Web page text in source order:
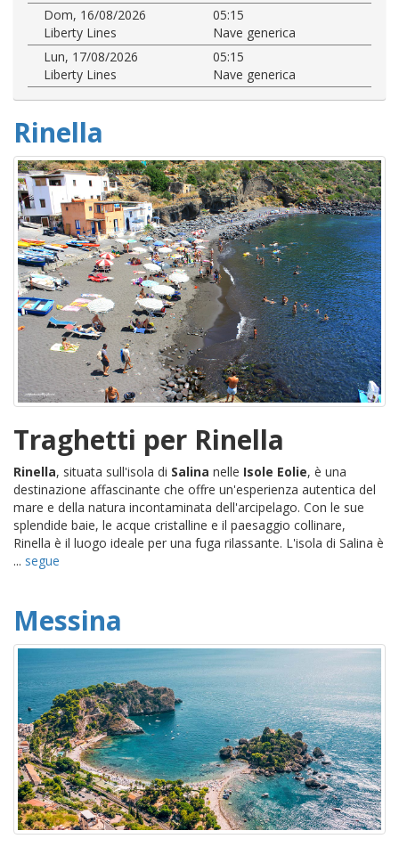
Dom, 16/08/2026
05:15
Liberty Lines
Nave generica
Lun, 17/08/2026
05:15
Liberty Lines
Nave generica
Rinella
Traghetti per Rinella
Rinella, situata sull'isola di Salina nelle Isole Eolie, è una
destinazione affascinante che offre un'esperienza autentica del
mare e della natura incontaminata dell'arcipelago. Con le sue
splendide baie, le acque cristalline e il paesaggio collinare,
Rinella è il luogo ideale per una fuga rilassante. L'isola di Salina è
... segue
Messina